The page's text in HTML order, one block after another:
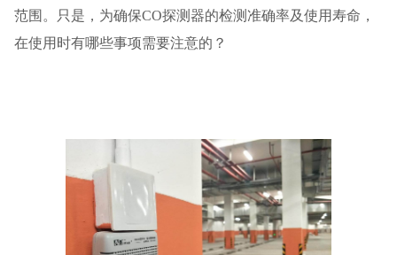
范围。只是，为确保CO探测器的检测准确率及使用寿命，
在使用时有哪些事项需要注意的？